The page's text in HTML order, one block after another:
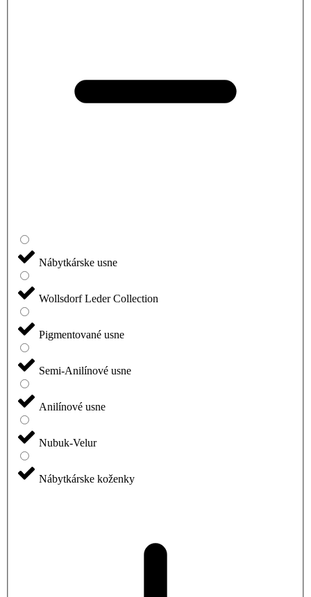
Nábytkárske usne
Wollsdorf Leder Collection
Pigmentované usne
Semi-Anilínové usne
Anilínové usne
Nubuk-Velur
Nábytkárske koženky